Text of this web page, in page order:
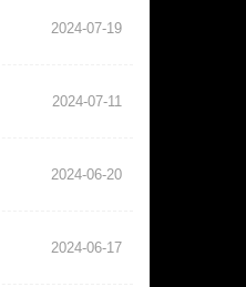
2024-07-19
2024-07-11
2024-06-20
2024-06-17